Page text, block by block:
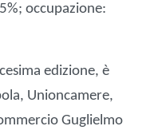
occupazione:
edizione, è
Unioncamere,
Guglielmo